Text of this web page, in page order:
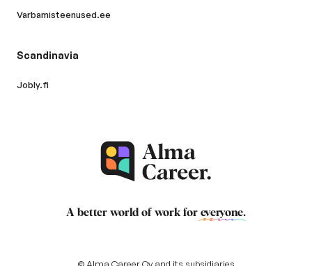
Varbamisteenused.ee
Scandinavia
Jobly.fi
A better world of work for everyone.